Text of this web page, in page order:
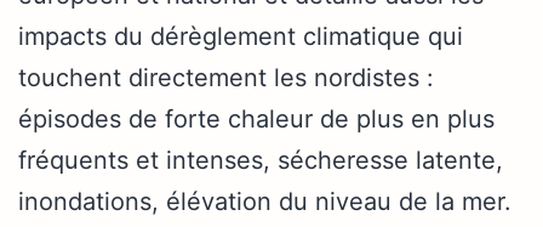
impacts du dérèglement climatique qui
touchent directement les nordistes :
épisodes de forte chaleur de plus en plus
fréquents et intenses, sécheresse latente,
inondations, élévation du niveau de la mer.